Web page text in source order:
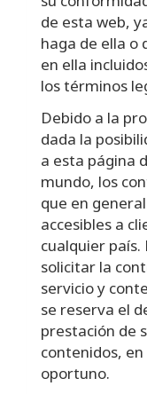
de esta web,
haga de ella o
en ella
los términos
Debido a la
dada la
a esta página
mundo, los
que en
accesibles a
cualquier
solicitar la
servicio y
se reserva el
prestación de
contenidos,
oportuno.